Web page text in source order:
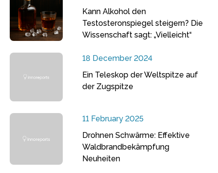
Kann Alkohol den
Testosteronspiegel steigern? Die
Wissenschaft sagt: „Vielleicht“
18 December 2024
Ein Teleskop der Weltspitze auf
der Zugspitze
11 February 2025
Drohnen Schwärme: Effektive
Waldbrandbekämpfung
Neuheiten